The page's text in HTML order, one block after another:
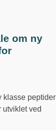
om ny
klasse peptider
utviklet ved